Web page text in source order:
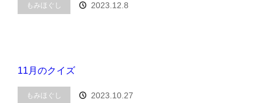
もみほぐし 2023.12.8
11月のクイズ
もみほぐし 2023.10.27